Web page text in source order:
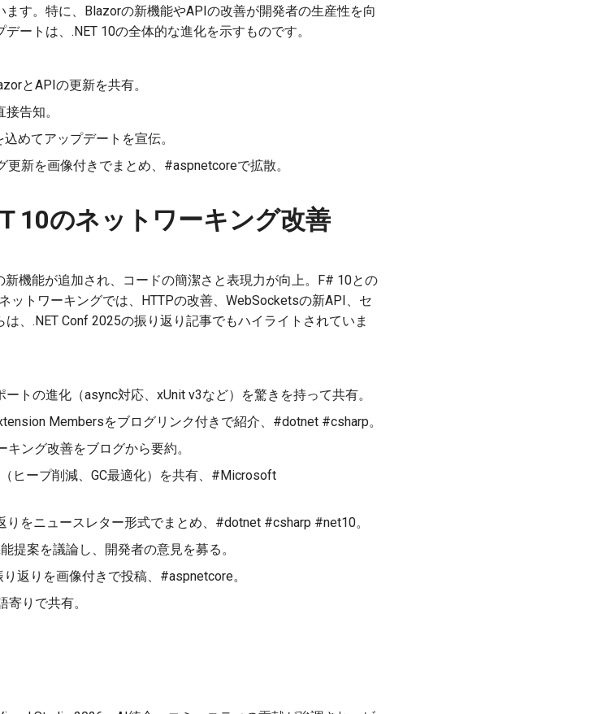
す。特に、Blazorの新機能やAPIの改善が開発者の生産性を向
ートは、.NET 10の全体的な進化を示すものです。
とAPIの更新を共有。
告知。
めてアップデートを宣伝。
更新を画像付きでまとめ、#aspnetcoreで拡散。
10のネットワーキング改善
機能が追加され、コードの簡潔さと表現力が向上。F# 10との
ットワーキングでは、HTTPの改善、WebSocketsの新API、セ
、.NET Conf 2025の振り返り記事でもハイライトされていま
トの進化（async対応、xUnit v3など）を驚きを持って共有。
Membersをブログリンク付きで紹介、#dotnet #csharp。
キング改善をブログから要約。
ヒープ削減、GC最適化）を共有、#Microsoft
りをニュースレター形式でまとめ、#dotnet #csharp #net10。
提案を議論し、開発者の意見を募る。
返りを画像付きで投稿、#aspnetcore。
りで共有。